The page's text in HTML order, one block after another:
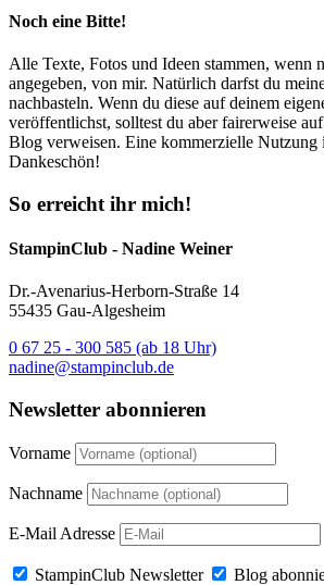
Noch eine Bitte!
Alle Texte, Fotos und Ideen stammen, wenn
angegeben, von mir. Natürlich darfst du
nachbasteln. Wenn du diese auf deinem
veröffentlichst, solltest du aber fairerweise
Blog verweisen. Eine kommerzielle Nutzung
Dankeschön!
So erreicht ihr mich!
StampinClub - Nadine Weiner
Dr.-Avenarius-Herborn-Straße 14
55435 Gau-Algesheim
0 67 25 - 300 585 (ab 18 Uhr)
nadine@stampinclub.de
Newsletter abonnieren
Vorname
Nachname
E-Mail Adresse
StampinClub Newsletter Blog